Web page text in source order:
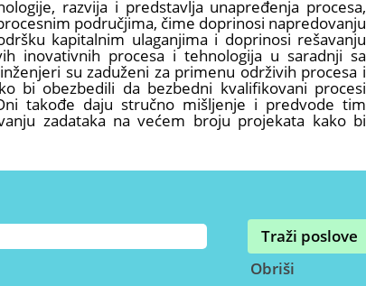
razvija i predstavlja unapređenja procesa,
područjima, čime doprinosi napredovanju
kapitalnim ulaganjima i doprinosi rešavanju
inovativnih procesa i tehnologija u saradnji sa
su zaduženi za primenu održivih procesa i
bi obezbedili da bezbedni kvalifikovani procesi
takođe daju stručno mišljenje i predvode tim
zadataka na većem broju projekata kako bi
Obriši